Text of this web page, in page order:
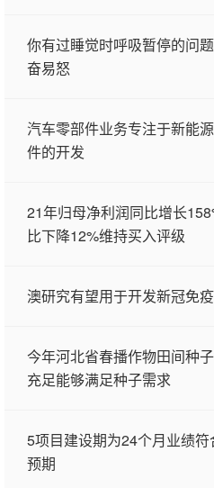
你有过睡觉时呼吸暂停的问
奋易怒
汽车零部件业务专注于新能
件的开发
21年归母净利润同比增长
比下降12%维持买入评级
澳研究有望用于开发新冠免
今年河北省春播作物田间种
充足能够满足种子需求
5项目建设期为24个月业绩符
预期